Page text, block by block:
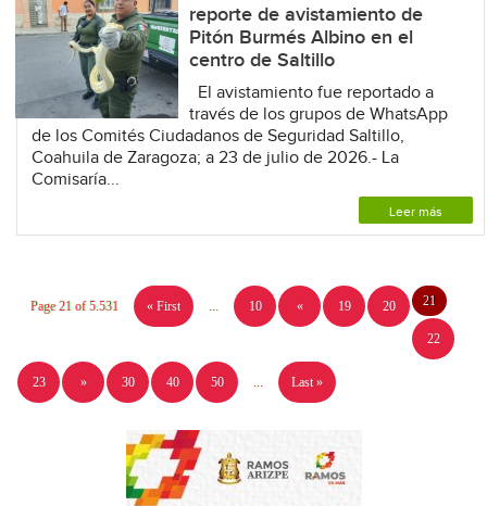
reporte de avistamiento de
Pitón Burmés Albino en el
centro de Saltillo
El avistamiento fue reportado a
través de los grupos de WhatsApp
de los Comités Ciudadanos de Seguridad Saltillo,
Coahuila de Zaragoza; a 23 de julio de 2026.- La
Comisaría...
Leer más
Page 21 of 5.531 « First ... 10 « 19 20 21
22
23 » 30 40 50 ... Last »